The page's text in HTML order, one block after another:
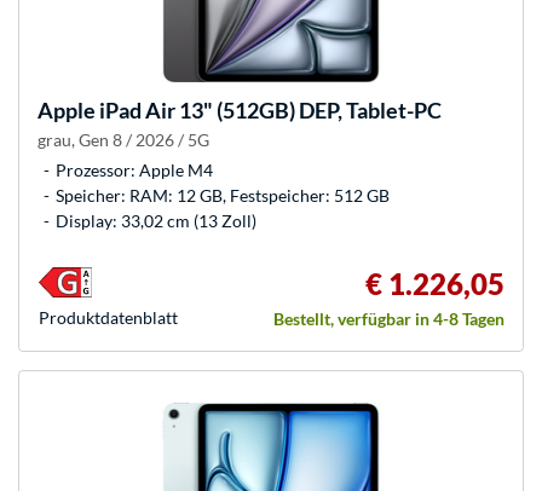
Apple iPad Air 13" (512GB) DEP, Tablet-PC
grau, Gen 8 / 2026 / 5G
Prozessor: Apple M4
Speicher: RAM: 12 GB, Festspeicher: 512 GB
Display: 33,02 cm (13 Zoll)
€ 1.226,05
Bestellt, verfügbar in 4-8 Tagen
Produkt­datenblatt